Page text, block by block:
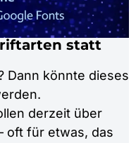
statt
Dann könnte dieses
derzeit über
oft für etwas, das